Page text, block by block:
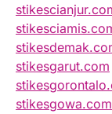
stikesgarut.com
stikesgowa.com